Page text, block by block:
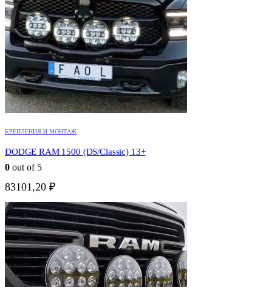
КРЕПЛЕНИЯ И МОНТАЖ
DODGE RAM 1500 (DS/Classic) 13+
0 out of 5
83101,20 ₽